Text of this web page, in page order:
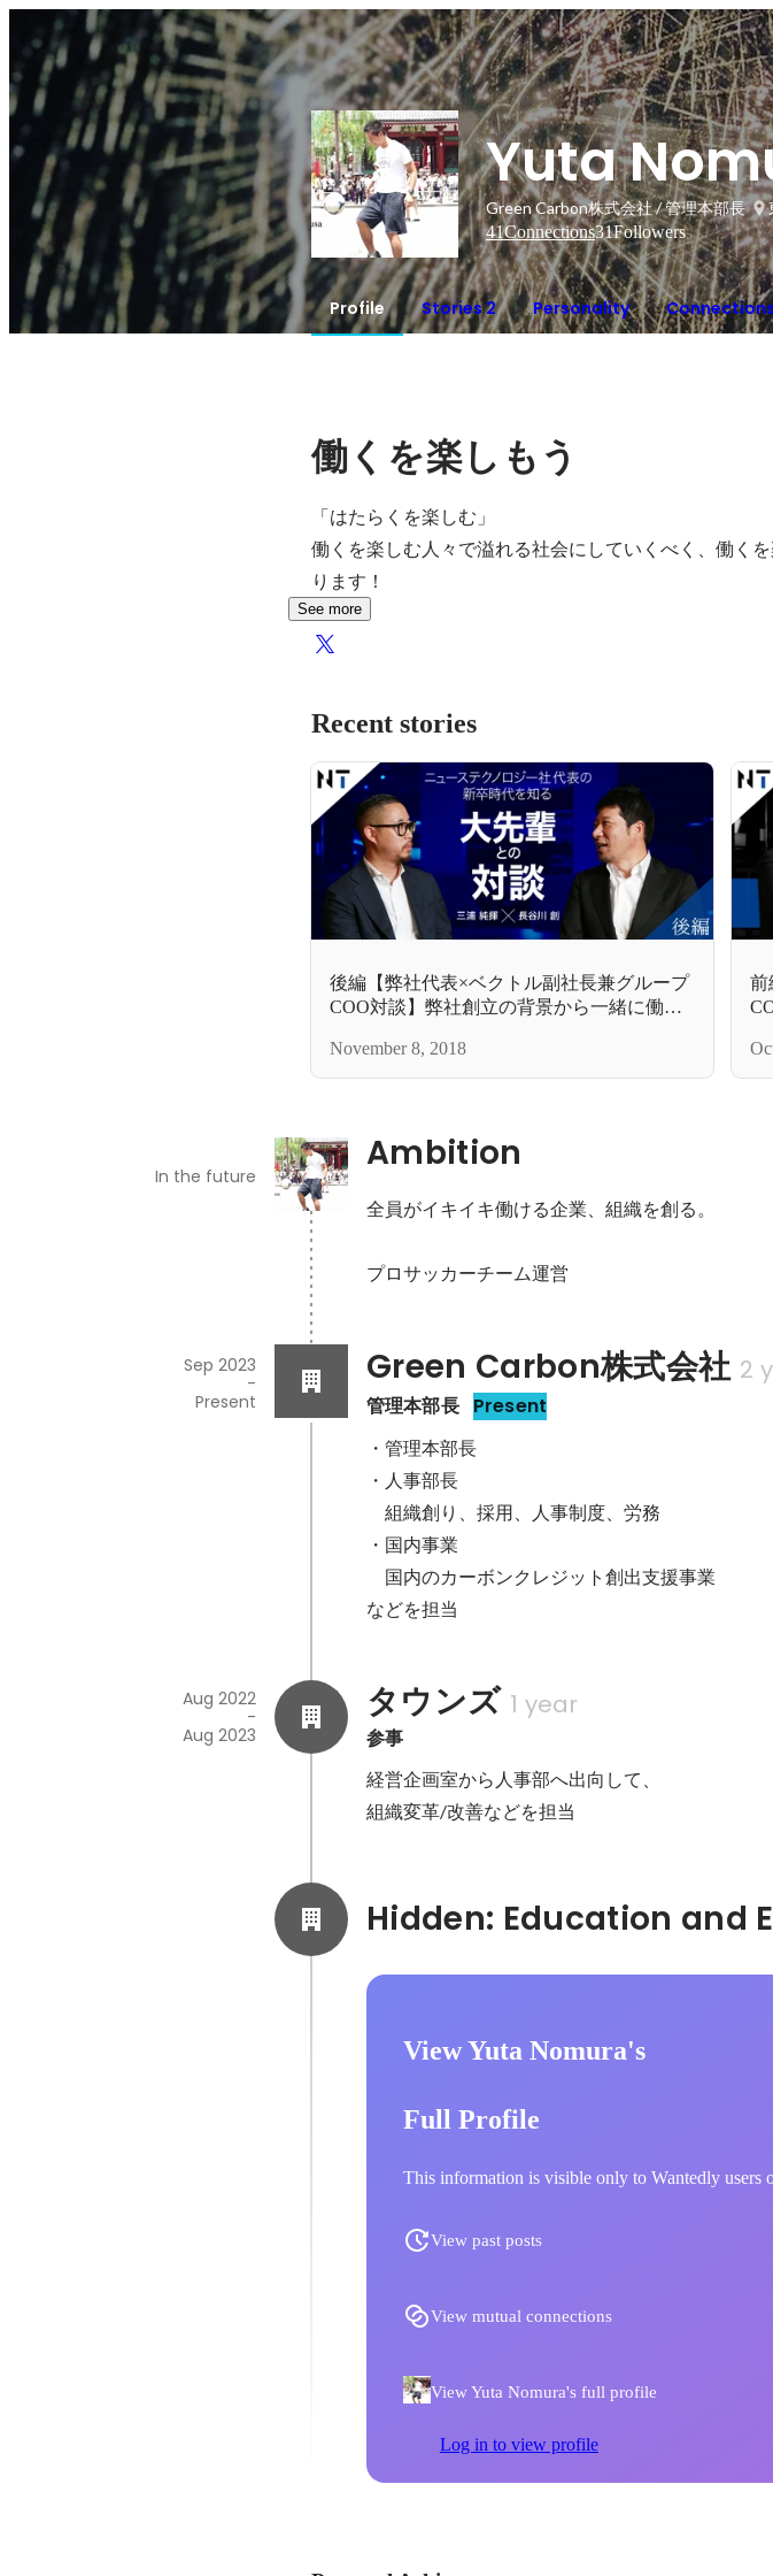
Yuta
Green Carbon株式会社 / 管理本部長
41Connections31Followers
Profile Stories 2 Personality Connections
働くを楽しもう
「はたらくを楽しむ」
働くを楽しむ人々で溢れる社会にしていくべく、働く
ります！
See more
Recent stories
後編【弊社代表×ベクトル副社長兼グループ
COO対談】弊社創立の背景から一緒に働き
November 8, 2018
前
Ambition
In the future
全員がイキイキ働ける企業、組織を創る。
プロサッカーチーム運営
Green Carbon株式会社 2
管理本部長 Present
Sep 2023
-
Present
・管理本部長
・人事部長
組織創り、採用、人事制度、労務
・国内事業
国内のカーボンクレジット創出支援事業
などを担当
タウンズ 1 year
参事
Aug 2022
-
Aug 2023
経営企画室から人事部へ出向して、
組織変革/改善などを担当
View Yuta Nomura's
Full Profile
This information is visible only to Wantedly users
View past posts
View mutual connections
View Yuta Nomura's full profile
Log in to view profile